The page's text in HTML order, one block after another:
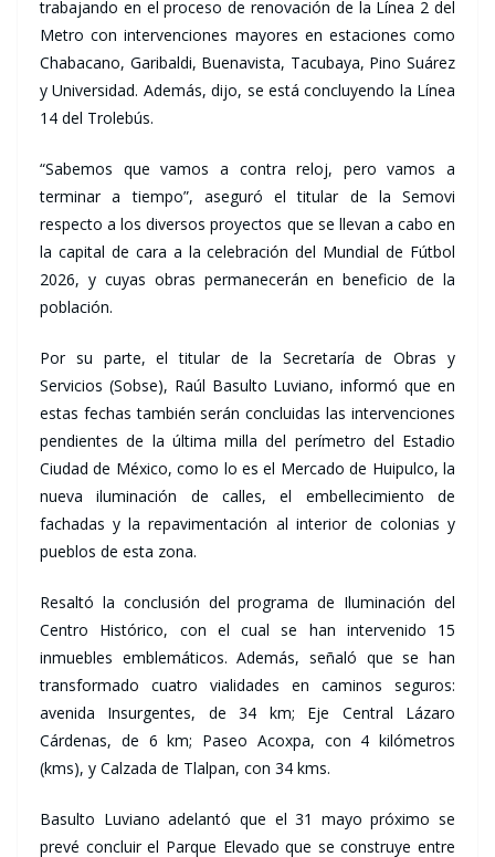
trabajando en el proceso de renovación de la Línea 2 del
Metro con intervenciones mayores en estaciones como
Chabacano, Garibaldi, Buenavista, Tacubaya, Pino Suárez
y Universidad. Además, dijo, se está concluyendo la Línea
14 del Trolebús.
“Sabemos que vamos a contra reloj, pero vamos a
terminar a tiempo”, aseguró el titular de la Semovi
respecto a los diversos proyectos que se llevan a cabo en
la capital de cara a la celebración del Mundial de Fútbol
2026, y cuyas obras permanecerán en beneficio de la
población.
Por su parte, el titular de la Secretaría de Obras y
Servicios (Sobse), Raúl Basulto Luviano, informó que en
estas fechas también serán concluidas las intervenciones
pendientes de la última milla del perímetro del Estadio
Ciudad de México, como lo es el Mercado de Huipulco, la
nueva iluminación de calles, el embellecimiento de
fachadas y la repavimentación al interior de colonias y
pueblos de esta zona.
Resaltó la conclusión del programa de Iluminación del
Centro Histórico, con el cual se han intervenido 15
inmuebles emblemáticos. Además, señaló que se han
transformado cuatro vialidades en caminos seguros:
avenida Insurgentes, de 34 km; Eje Central Lázaro
Cárdenas, de 6 km; Paseo Acoxpa, con 4 kilómetros
(kms), y Calzada de Tlalpan, con 34 kms.
Basulto Luviano adelantó que el 31 mayo próximo se
prevé concluir el Parque Elevado que se construye entre